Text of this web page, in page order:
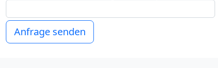
Anfrage senden